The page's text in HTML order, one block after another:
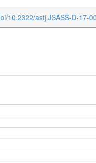
10.2322/astj.JSASS-D-17-